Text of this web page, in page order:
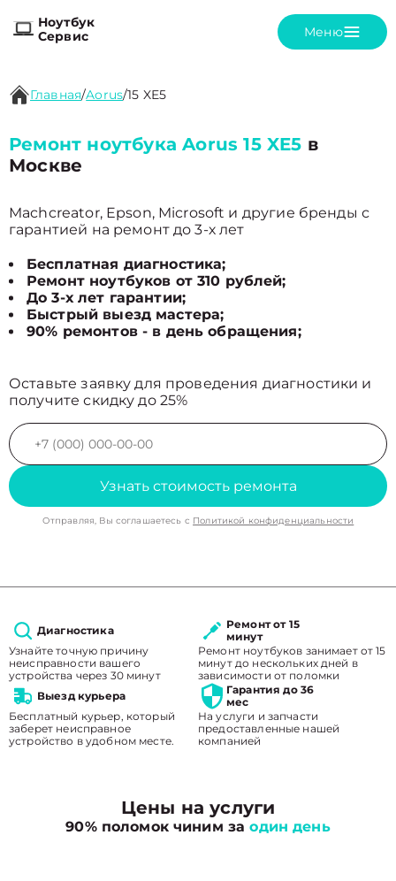
Ноутбук
Сервис
Меню
Главная/Aorus/15 XE5
Ремонт ноутбука Aorus 15 XE5 в
Москве
Machcreator, Epson, Microsoft и другие бренды с
гарантией на ремонт до 3-х лет
Бесплатная диагностика;
Ремонт ноутбуков от 310 рублей;
До 3-х лет гарантии;
Быстрый выезд мастера;
90% ремонтов - в день обращения;
Оставьте заявку для проведения диагностики и
получите скидку до 25%
Узнать стоимость ремонта
Отправляя, Вы соглашаетесь с Политикой конфиденциальности
Диагностика
Узнайте точную причину
неисправности вашего
устройства через 30 минут
Ремонт от 15
минут
Ремонт ноутбуков занимает от 15
минут до нескольких дней в
зависимости от поломки
Выезд курьера
Бесплатный курьер, который
заберет неисправное
устройство в удобном месте.
Гарантия до 36
мес
На услуги и запчасти
предоставленные нашей
компанией
Цены на услуги
90% поломок чиним заодин день